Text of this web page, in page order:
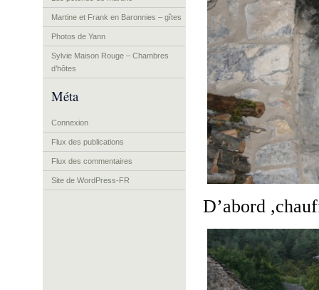
Martine et Frank en Baronnies – gîtes
Photos de Yann
Sylvie Maison Rouge – Chambres
d’hôtes
Méta
Connexion
Flux des publications
Flux des commentaires
Site de WordPress-FR
D’abord